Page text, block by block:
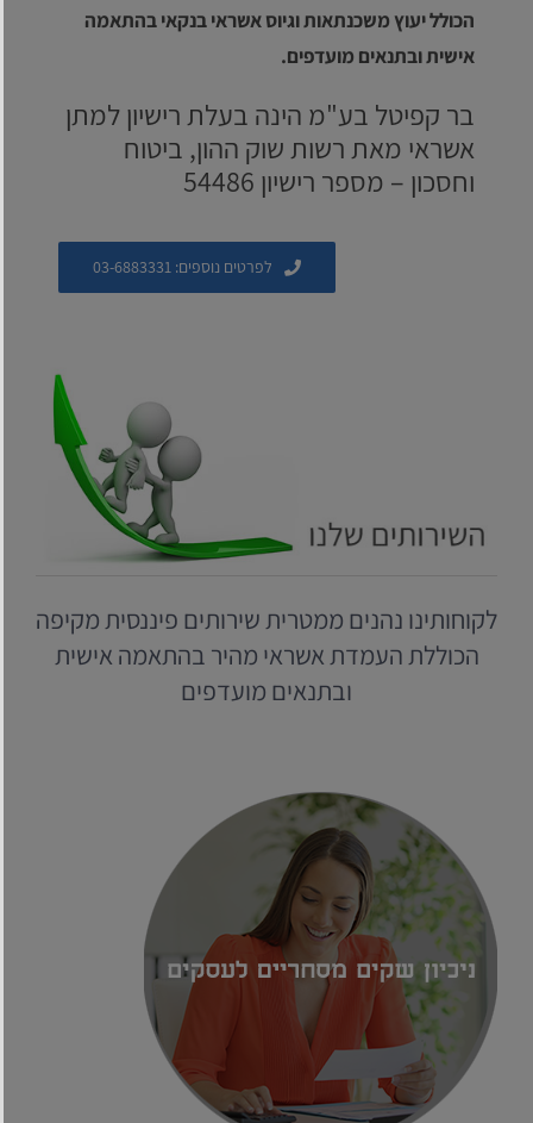
הכולל יעוץ משכנתאות וגיוס אשראי בנקאי בהתאמה
אישית ובתנאים מועדפים.
בר קפיטל בע"מ הינה בעלת רישיון למתן
אשראי מאת רשות שוק ההון, ביטוח
וחסכון – מספר רישיון 54486
לפרטים נוספים: 03-6883331
לקוחותינו נהנים ממטרית שירותים פיננסית מקיפה
הכוללת העמדת אשראי מהיר בהתאמה אישית
ובתנאים מועדפים